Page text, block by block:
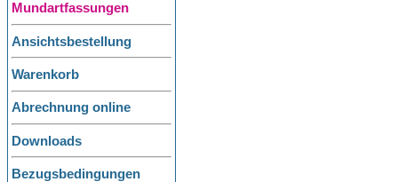
Mundartfassungen
Ansichtsbestellung
Warenkorb
Abrechnung online
Downloads
Bezugsbedingungen